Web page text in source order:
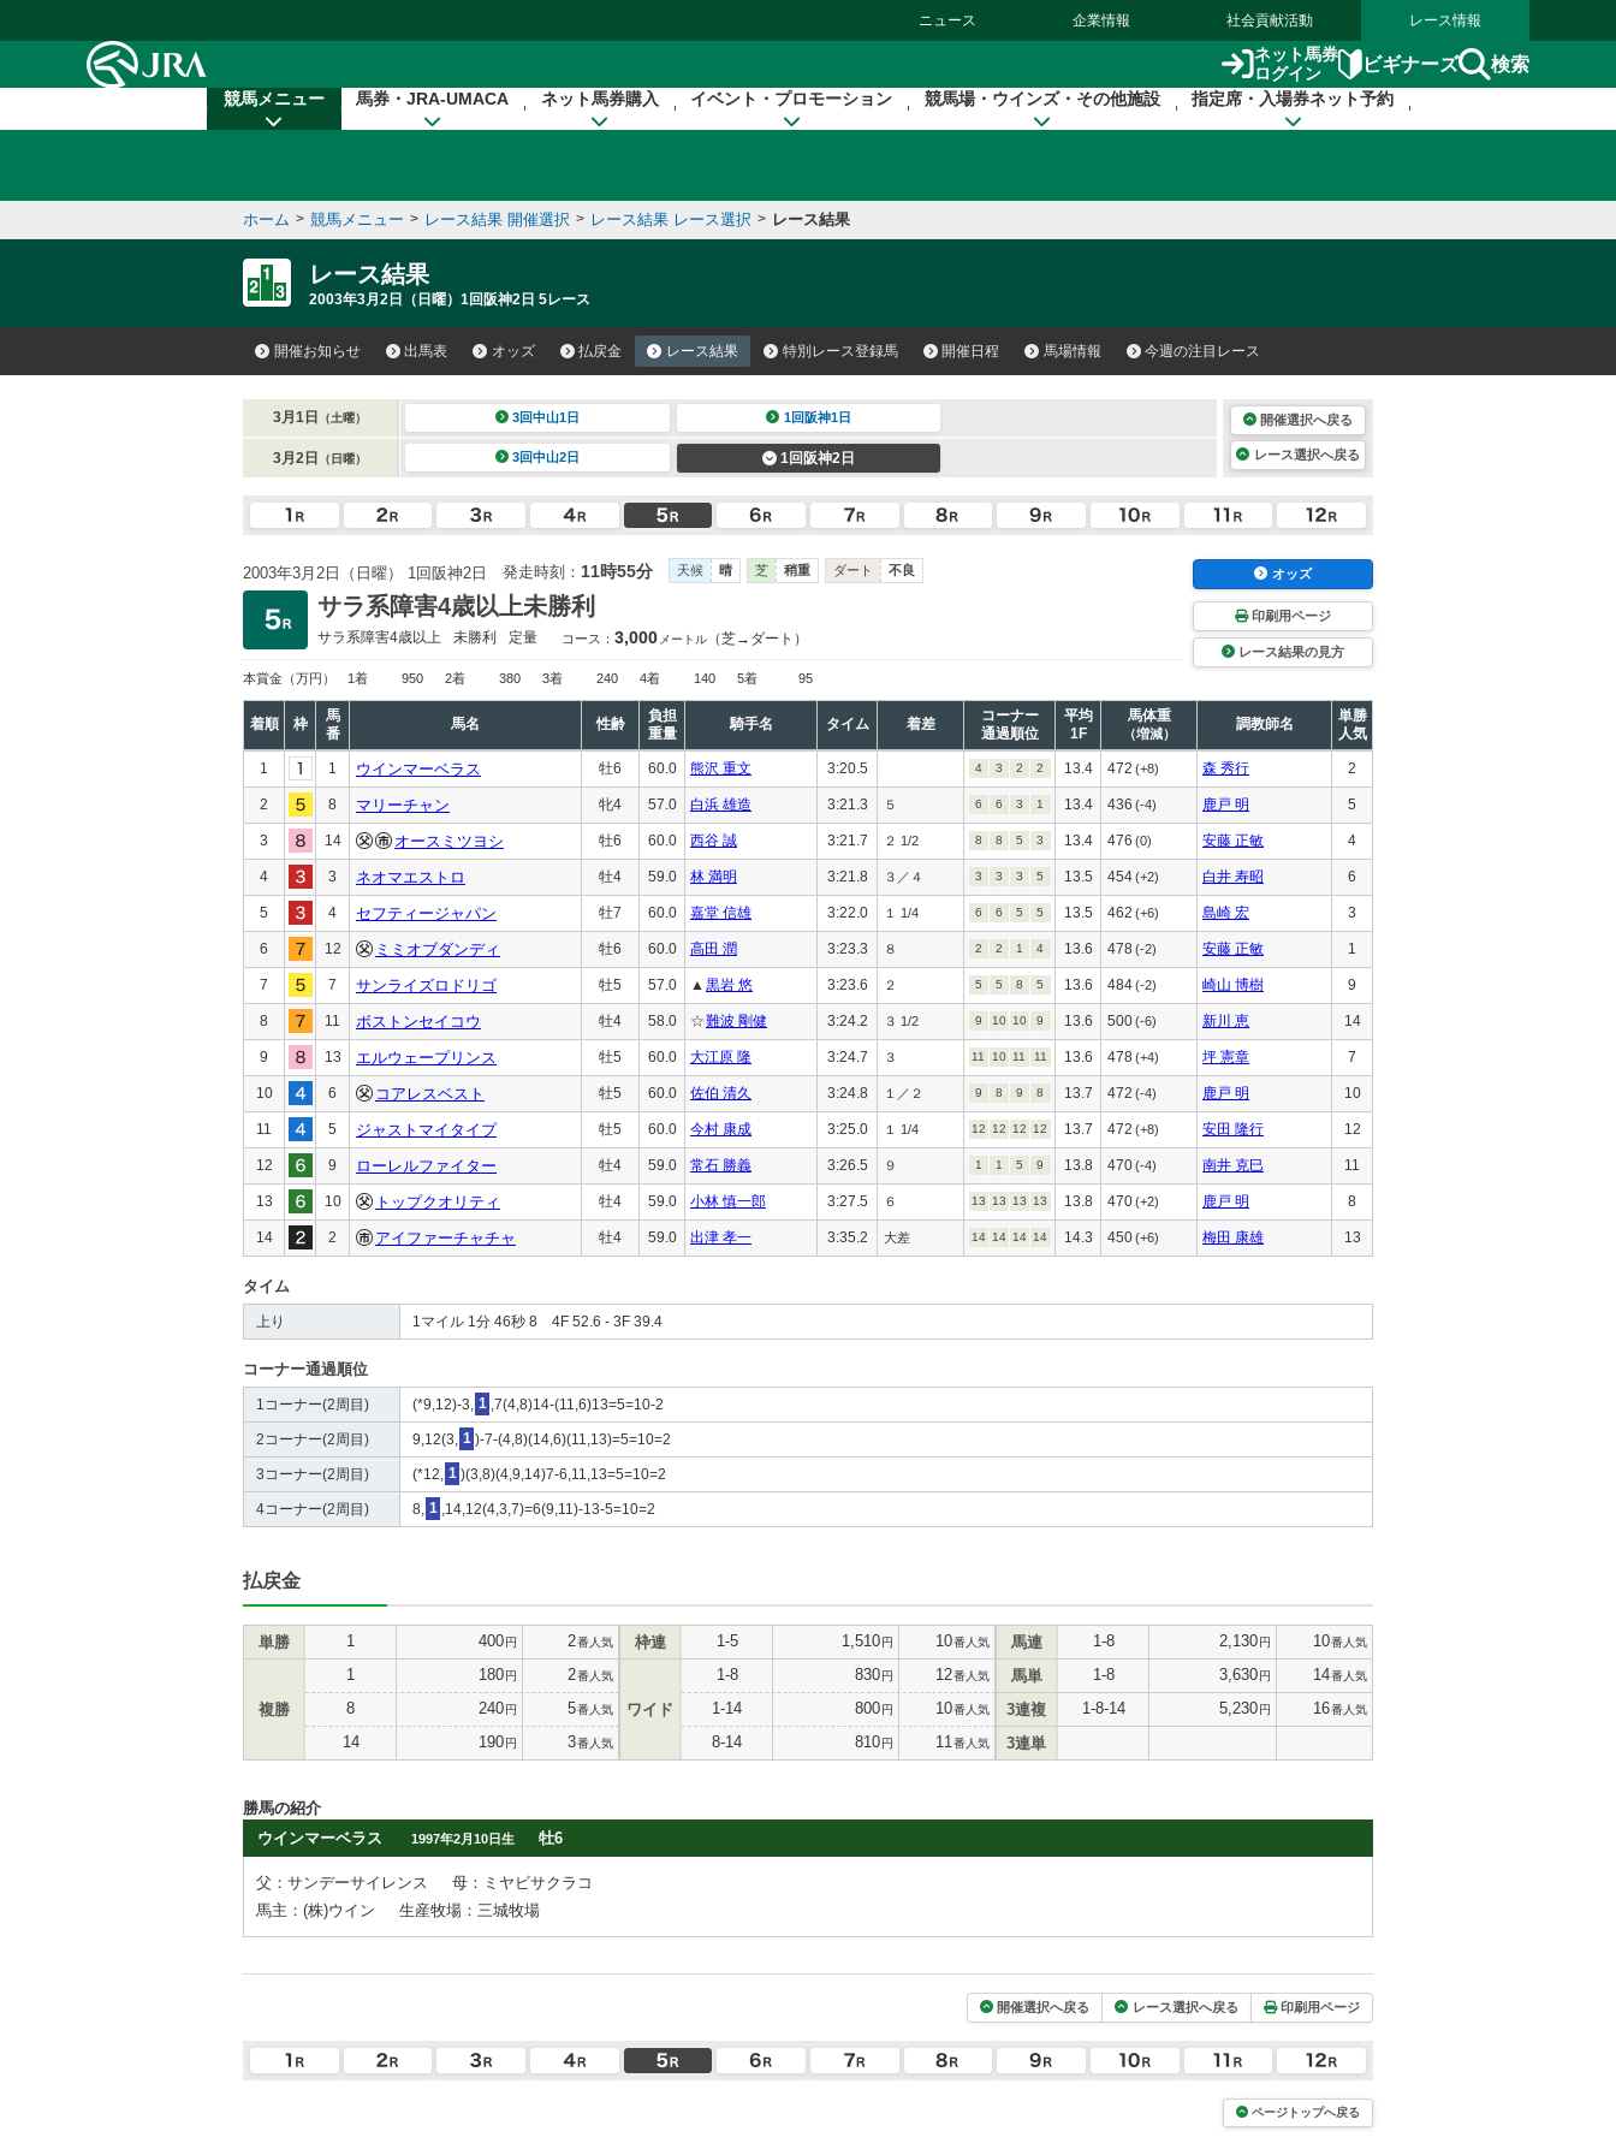
ニュース 企業情報 社会貢献活動 レース情報
ネット馬券
ログイン
ビギナーズ 検索
競馬メニュー 馬券・JRA-UMACA ネット馬券購入 イベント・プロモーション 競馬場・ウインズ・その他施設 指定席・入場券ネット予約
ホーム > 競馬メニュー > レース結果 開催選択 > レース結果 レース選択 > レース結果
レース結果
2003年3月2日（日曜）1回阪神2日 5レース
開催お知らせ 出馬表 オッズ 払戻金 レース結果 特別レース登録馬 開催日程 馬場情報 今週の注目レース
3月1日 （土曜） 3回中山1日 1回阪神1日
3月2日 （日曜） 3回中山2日 1回阪神2日
開催選択へ戻る
レース選択へ戻る
2003年3月2日（日曜） 1回阪神2日 発走時刻： 11時55分 天候 晴 芝 稍重 ダート 不良
サラ系障害4歳以上未勝利
サラ系障害4歳以上 未勝利 定量 コース： 3,000 メートル （芝→ダート）
本賞金 （万円） 1着 950 2着 380 3着 240 4着 140 5着 95
オッズ
印刷用ページ
レース結果の見方
着順 枠
馬
番
馬名 性齢
負担
重量
騎手名 タイム 着差
コーナー
通過順位
平均
1F
馬体重
（増減）
調教師名
単勝
人気
1 1 ウインマーベラス 牡6 60.0 熊沢 重文 3:20.5 4 3 2 2 13.4 472 (+8) 森 秀行 2
2 8 マリーチャン 牝4 57.0 白浜 雄造 3:21.3 ５ 6 6 3 1 13.4 436 (-4) 鹿戸 明 5
3 14 オースミツヨシ 牡6 60.0 西谷 誠 3:21.7 ２ 1/2 8 8 5 3 13.4 476 (0) 安藤 正敏 4
4 3 ネオマエストロ 牡4 59.0 林 満明 3:21.8 ３／４ 3 3 3 5 13.5 454(+2) 白井 寿昭 6
5 4 セフティージャパン 牡7 60.0 嘉堂 信雄 3:22.0 １ 1/4 6 6 5 5 13.5 462 (+6) 島崎 宏 3
6 12 ミミオブダンディ 牡6 60.0 高田 潤 3:23.3 ８ 2 2 1 4 13.6 478 (-2) 安藤 正敏 1
7 7 サンライズロドリゴ 牡5 57.0 ▲ 黒岩 悠 3:23.6 ２ 5 5 8 5 13.6 484(-2) 崎山 博樹 9
8 11 ボストンセイコウ 牡4 58.0 ☆難波 剛健 3:24.2 ３ 1/2 9 10 10 9 13.6 500(-6) 新川 恵 14
9 13 エルウェープリンス 牡5 60.0 大江原 隆 3:24.7 ３ 11 10 11 11 13.6 478(+4) 坪 憲章 7
10 6 コアレスベスト 牡5 60.0 佐伯 清久 3:24.8 １／２ 9 8 9 8 13.7 472 (-4) 鹿戸 明 10
11 5 ジャストマイタイプ 牡5 60.0 今村 康成 3:25.0 １ 1/4 12 12 12 12 13.7 472 (+8) 安田 隆行 12
12 9 ローレルファイター 牡4 59.0 常石 勝義 3:26.5 ９ 1 1 5 9 13.8 470(-4) 南井 克巳 11
13 10 トップクオリティ 牡4 59.0 小林 慎一郎 3:27.5 ６ 13 13 13 13 13.8 470(+2) 鹿戸 明 8
14 2 アイファーチャチャ 牡4 59.0 出津 孝一 3:35.2 大差 14 14 14 14 14.3 450(+6) 梅田 康雄 13
タイム
上り 1マイル 1分 46秒 8 4F 52.6 - 3F 39.4
コーナー通過順位
1コーナー(2周目) (*9,12)-3, 1 ,7(4,8)14-(11,6)13=5=10-2
2コーナー(2周目) 9,12(3, 1 )-7-(4,8)(14,6)(11,13)=5=10=2
3コーナー(2周目) (*12, 1 )(3,8)(4,9,14)7-6,11,13=5=10=2
4コーナー(2周目) 8, 1 ,14,12(4,3,7)=6(9,11)-13-5=10=2
払戻金
単勝 1 400円 2番人気
複勝
1 180円 2番人気
8 240円 5番人気
14 190円 3番人気
枠連 1-5 1,510円 10番人気
ワイド
1-8 830円 12番人気
1-14 800円 10番人気
8-14 810円 11 番人気
馬連 1-8 2,130円 10番人気
馬単 1-8 3,630円 14番人気
3連複 1-8-14 5,230円 16番人気
3連単
勝馬の紹介
ウインマーベラス
1997年2月10日生 牡6
父：サンデーサイレンス
母：ミヤビサクラコ
馬主：(株)ウイン
生産牧場：三城牧場
開催選択へ戻る レース選択へ戻る 印刷用ページ
ページトップへ戻る